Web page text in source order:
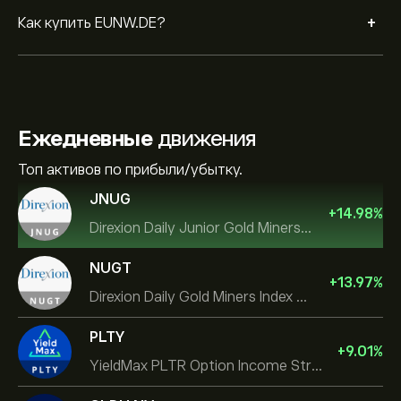
Как купить EUNW.DE? +
Ежедневныедвижения
Топ активов по прибыли/убытку.
JNUG
Direxion Daily Junior Gold Miners Index Bull 2X ETF
+14.98%
NUGT
Direxion Daily Gold Miners Index Bull 2X ETF
+13.97%
PLTY
YieldMax PLTR Option Income Strategy ETF
+9.01%